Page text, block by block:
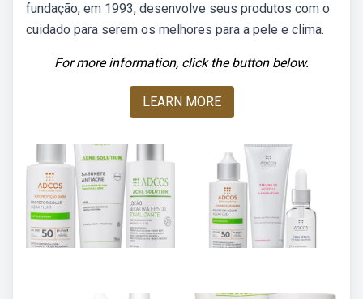
fundação, em 1993, desenvolve seus produtos com o
cuidado para serem os melhores para a pele e clima.
For more information, click the button below.
LEARN MORE